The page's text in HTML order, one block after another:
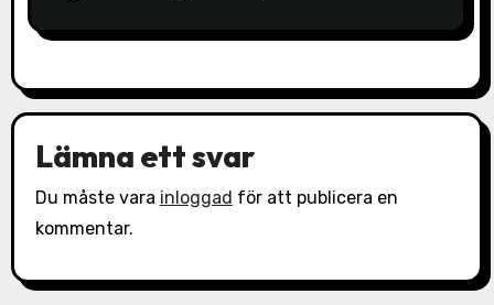
Lämna ett svar
Du måste vara inloggad för att publicera en
kommentar.